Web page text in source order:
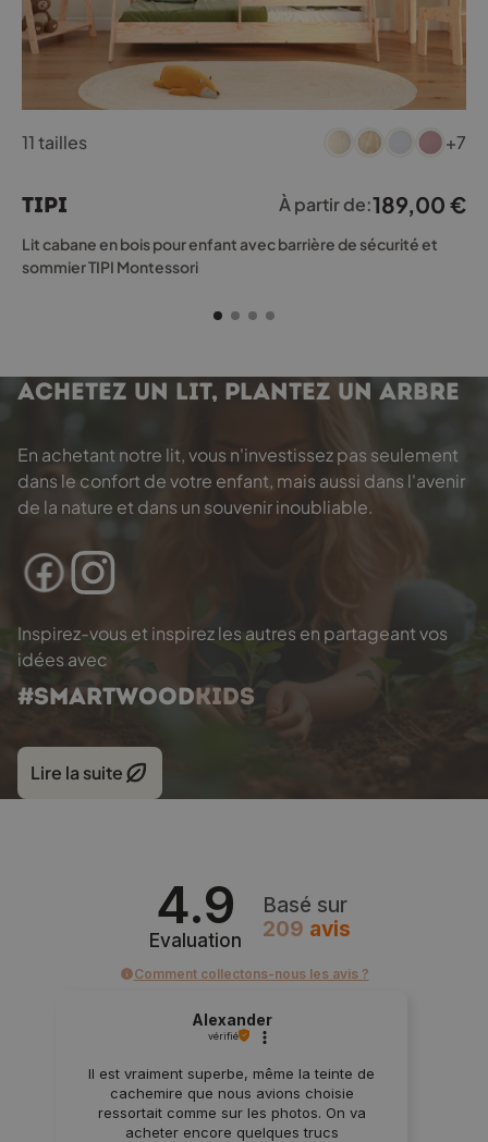
produit
variations.
Les
options
peuvent
la
page
11 tailles +7
TIPI À partir de:189,00 €
Lit cabane en bois pour enfant avec barrière de sécurité et
sommier TIPI Montessori
ACHETEZ UN LIT, PLANTEZ UN ARBRE
En achetant notre lit, vous n'investissez pas seulement
dans le confort de votre enfant, mais aussi dans l'avenir
de la nature et dans un souvenir inoubliable.
Inspirez-vous et inspirez les autres en partageant vos
idées avec
#SMARTWOODKIDS
Lire la suite
4.9
Evaluation
Basé sur
209 avis
Comment collectons-nous les avis ?
Alexander
vérifié
Il est vraiment superbe, même la teinte de
cachemire que nous avions choisie
ressortait comme sur les photos. On va
acheter encore quelques trucs